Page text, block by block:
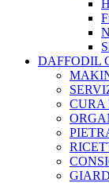
DAFFODIL
CURA